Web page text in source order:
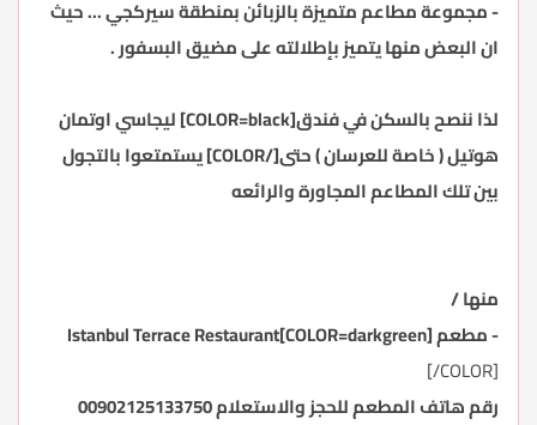
- مجموعة مطاعم متميزة بالزبائن بمنطقة سيركجي ... حيث
ان البعض منها يتميز بإطلالته على مضيق البسفور .
لذا ننصح بالسكن في فندق[COLOR=black] ليجاسي اوتمان
هوتيل ( خاصة للعرسان ) حتى[/COLOR]
يستمتعوا بالتجول
بين تلك المطاعم المجاورة والرائعه
منها /
- مطعم[COLOR=darkgreen]Istanbul Terrace Restaurant
[/COLOR]
رقم هاتف المطعم للحجز والاستعلام 00902125133750